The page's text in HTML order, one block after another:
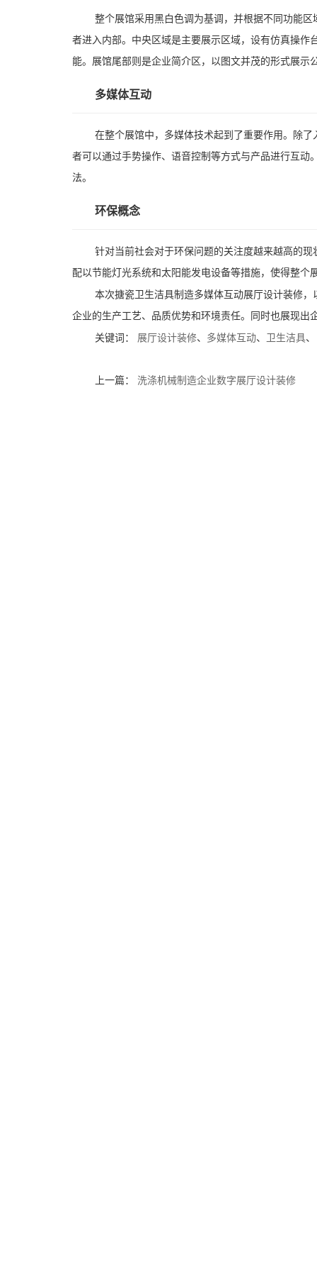
整个展馆采用黑白色调为基调，并根据不同功能
者进入内部。中央区域是主要展示区域，设有仿真操
能。展馆尾部则是企业简介区，以图文并茂的形式展示
多媒体互动
在整个展馆中，多媒体技术起到了重要作用。除
者可以通过手势操作、语音控制等方式与产品进行互
法。
环保概念
针对当前社会对于环保问题的关注度越来越高的
配以节能灯光系统和太阳能发电设备等措施，使得整个
本次搪瓷卫生洁具制造多媒体互动展厅设计装修
企业的生产工艺、品质优势和环境责任。同时也展现出
关键词： 展厅设计装修、 多媒体互动、 卫生洁具、
上一篇： 洗涤机械制造企业数字展厅设计装修